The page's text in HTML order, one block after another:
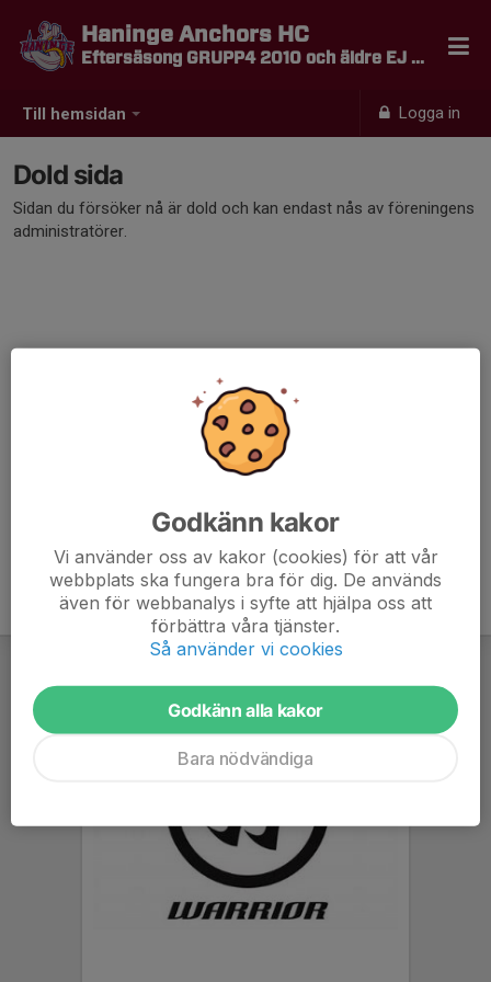
Till hemsidan Logga in
Haninge Anchors HC
Eftersäsong GRUPP4 2010 och äldre EJ MEDLEM
Dold sida
Sidan du försöker nå är dold och kan endast nås av föreningens
administratörer.
Godkänn kakor
Vi använder oss av kakor (cookies) för att vår
webbplats ska fungera bra för dig. De används
även för webbanalys i syfte att hjälpa oss att
förbättra våra tjänster.
Så använder vi cookies
Godkänn alla kakor
Bara nödvändiga